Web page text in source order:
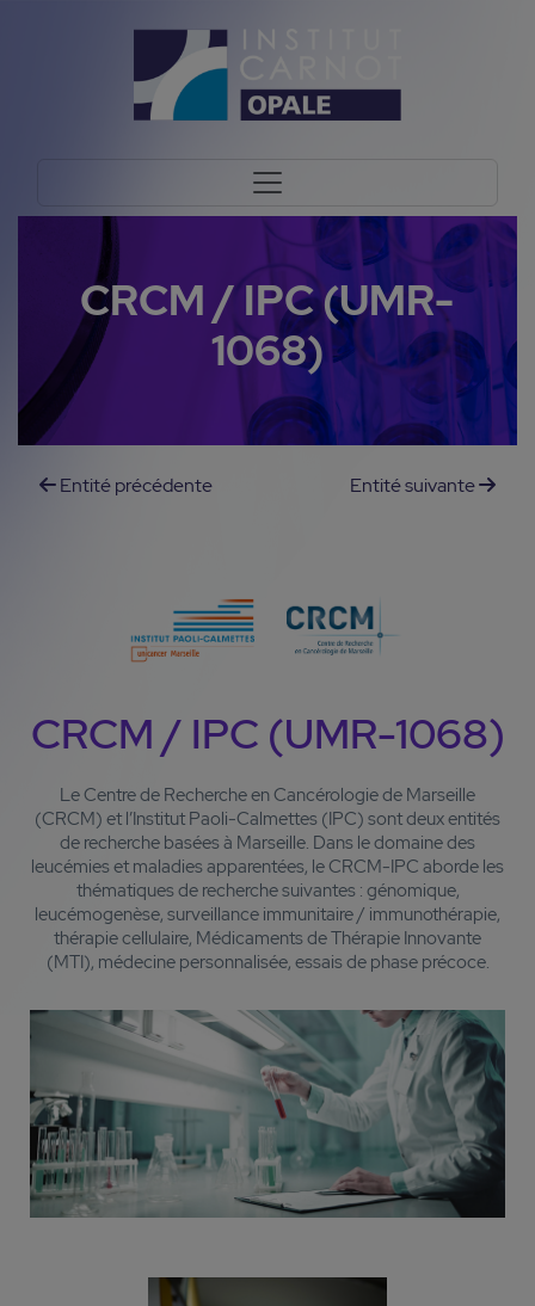
CRCM / IPC (UMR-
1068)
Entité précédente Entité suivante
CRCM / IPC (UMR-1068)
Le Centre de Recherche en Cancérologie de Marseille
(CRCM) et l’Institut Paoli-Calmettes (IPC) sont deux entités
de recherche basées à Marseille. Dans le domaine des
leucémies et maladies apparentées, le CRCM-IPC aborde les
thématiques de recherche suivantes : génomique,
leucémogenèse, surveillance immunitaire / immunothérapie,
thérapie cellulaire, Médicaments de Thérapie Innovante
(MTI), médecine personnalisée, essais de phase précoce.